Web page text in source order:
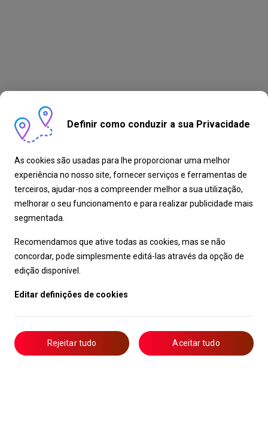
Definir como conduzir a sua Privacidade
As cookies são usadas para lhe proporcionar uma melhor
experiência no nosso site, fornecer serviços e ferramentas de
terceiros, ajudar-nos a compreender melhor a sua utilização,
melhorar o seu funcionamento e para realizar publicidade mais
segmentada.
Recomendamos que ative todas as cookies, mas se não
concordar, pode simplesmente editá-las através da opção de
edição disponível.
Editar definições de cookies
Rejeitar tudo Aceitar tudo